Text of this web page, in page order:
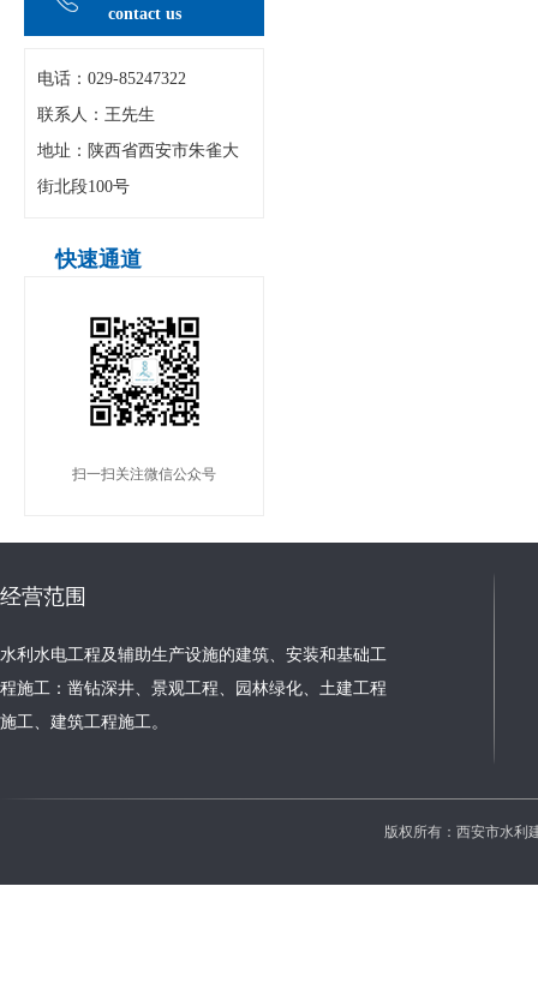
contact us
电话：029-85247322
联系人：王先生
地址：陕西省西安市朱雀大
街北段100号
快速通道
扫一扫关注微信公众号
经营范围
水利水电工程及辅助生产设施的建筑、安装和基础工
程施工：凿钻深井、景观工程、园林绿化、土建工程
施工、建筑工程施工。
版权所有：西安市水利